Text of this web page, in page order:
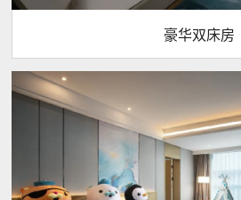
豪华双床房